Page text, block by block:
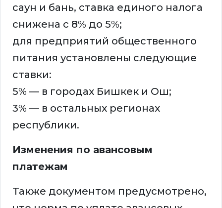
саун и бань, ставка единого налога
снижена с 8% до 5%;
для предприятий общественного
питания установлены следующие
ставки:
5% — в городах Бишкек и Ош;
3% — в остальных регионах
республики.
Изменения по авансовым
платежам
Также документом предусмотрено,